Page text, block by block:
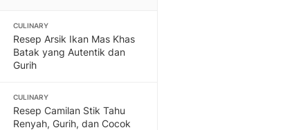
CULINARY
Resep Arsik Ikan Mas Khas
Batak yang Autentik dan
Gurih
CULINARY
Resep Camilan Stik Tahu
Renyah, Gurih, dan Cocok